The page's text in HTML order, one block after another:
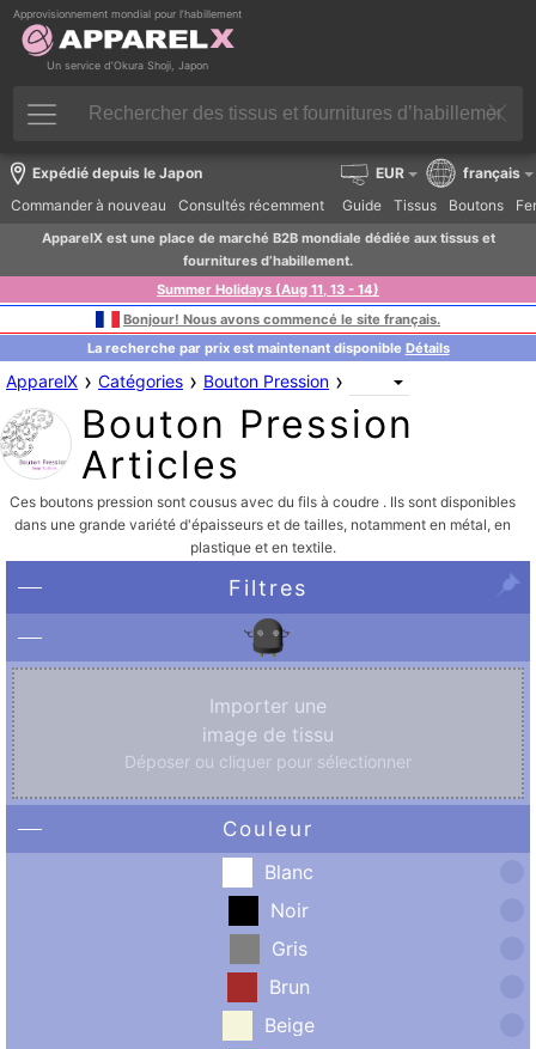
Approvisionnement mondial pour l’habillement
Un service d’Okura Shoji, Japon
Expédié depuis le Japon
Commander à nouveau
Consultés récemment Guide Tissus Boutons
EUR français
ApparelX est une place de marché B2B mondiale dédiée aux tissus et
fournitures d’habillement.
Summer Holidays (Aug 11, 13 - 14)
Bonjour! Nous avons commencé le site français.
La recherche par prix est maintenant disponible Détails
ApparelX › Catégories › Bouton Pression ›
Bouton Pression
Articles
Ces boutons pression sont cousus avec du fils à coudre . Ils sont disponibles
dans une grande variété d'épaisseurs et de tailles, notamment en métal, en
plastique et en textile.
Filtres
Importer une
image de tissu
Déposer ou cliquer pour sélectionner
Couleur
Blanc
Noir
Gris
Brun
Beige